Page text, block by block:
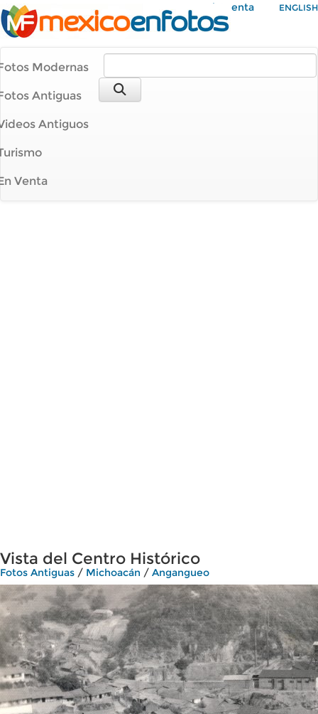
Mi Cuenta ENGLISH
Modernas
Antiguas
Antiguos
Venta
Vista del Centro Histórico
Fotos Antiguas / Michoacán / Angangueo